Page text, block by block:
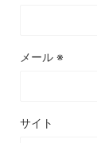
メール ※
サイト